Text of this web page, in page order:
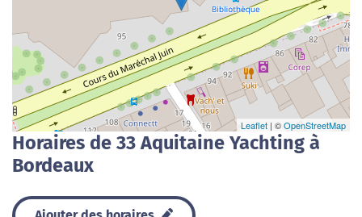
Leaflet | ©OpenStreetMap
Horaires de 33 Aquitaine Yachting à
Bordeaux